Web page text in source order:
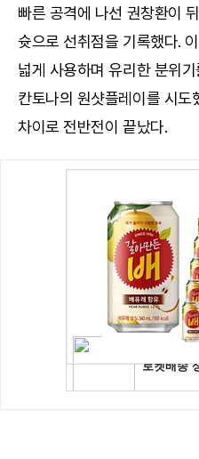
빠른 공격에 나선 권창환이
슛으로 선취점을 기록했다.
넓게 사용하며 유리한 분위
칸토나의 원샷플레이를 시도
차이로 전반전이 끝났다.